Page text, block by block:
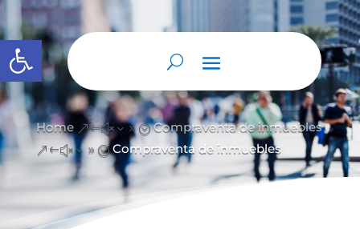
Abrir barra de herramientas
Home &#x39; Compraventa de inmuebles
&#x39; Compraventa de inmuebles